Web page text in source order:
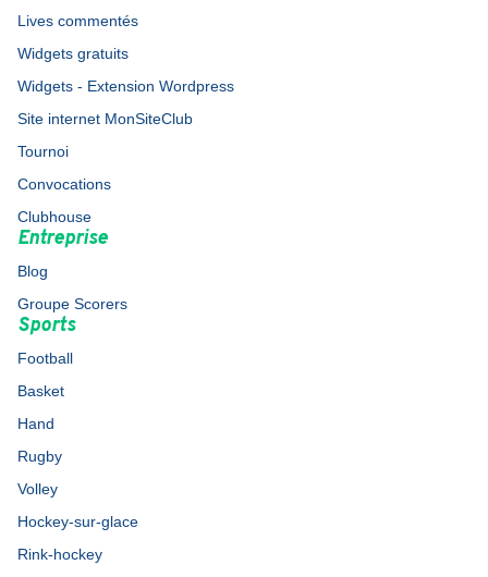
Lives commentés
Widgets gratuits
Widgets - Extension Wordpress
Site internet MonSiteClub
Tournoi
Convocations
Clubhouse
Entreprise
Blog
Groupe Scorers
Sports
Football
Basket
Hand
Rugby
Volley
Hockey-sur-glace
Rink-hockey